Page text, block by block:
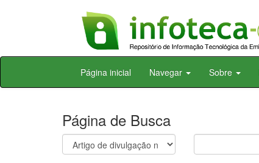
Skip
Página inicial Navegar Sobre
Página de Busca